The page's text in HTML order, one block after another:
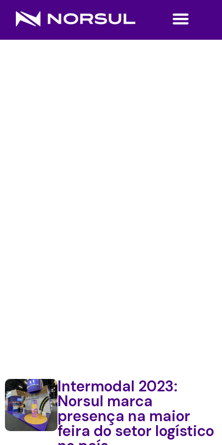
Intermodal 2023:
Norsul marca
presença na maior
feira do setor logístico